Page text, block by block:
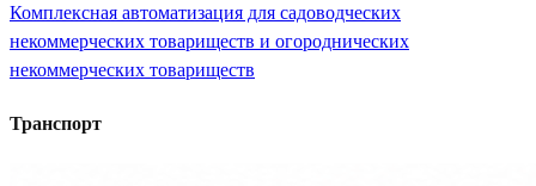
Комплексная автоматизация для садоводческих
некоммерческих товариществ и огороднических
некоммерческих товариществ
Транспорт